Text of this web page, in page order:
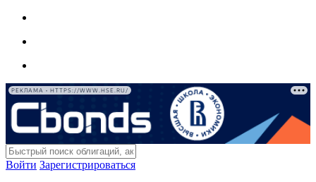
РЕКЛАМА • HTTPS://WWW.HSE.RU/
Войти Зарегистрироваться